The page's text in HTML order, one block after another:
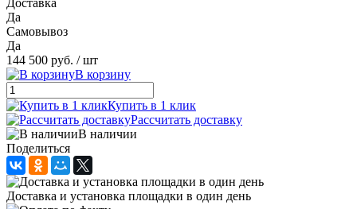
Да
Самовывоз
Да
144 500 руб. / шт
В корзину
Купить в 1 клик
Рассчитать доставку
В наличии
Поделиться
Доставка и установка площадки в один день